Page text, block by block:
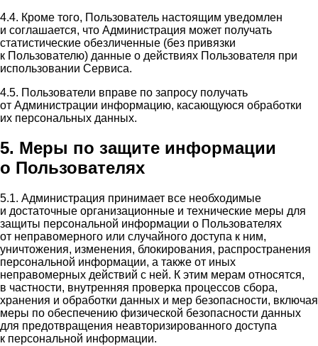
4.4. Кроме того, Пользователь настоящим уведомлен
и соглашается, что Администрация может получать
статистические обезличенные (без привязки
к Пользователю) данные о действиях Пользователя при
использовании Сервиса.
4.5. Пользователи вправе по запросу получать
от Администрации информацию, касающуюся обработки
их персональных данных.
5. Меры по защите информации
о Пользователях
5.1. Администрация принимает все необходимые
и достаточные организационные и технические меры для
защиты персональной информации о Пользователях
от неправомерного или случайного доступа к ним,
уничтожения, изменения, блокирования, распространения
персональной информации, а также от иных
неправомерных действий с ней. К этим мерам относятся,
в частности, внутренняя проверка процессов сбора,
хранения и обработки данных и мер безопасности, включая
меры по обеспечению физической безопасности данных
для предотвращения неавторизированного доступа
к персональной информации.